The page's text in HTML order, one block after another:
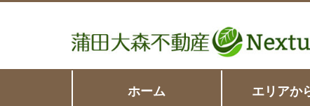
ホーム エリアか